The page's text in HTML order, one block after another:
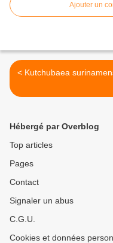
Ajouter un
< Kutchubaea
Hébergé par Overblog
Top articles
Pages
Contact
Signaler un abus
C.G.U.
Cookies et données